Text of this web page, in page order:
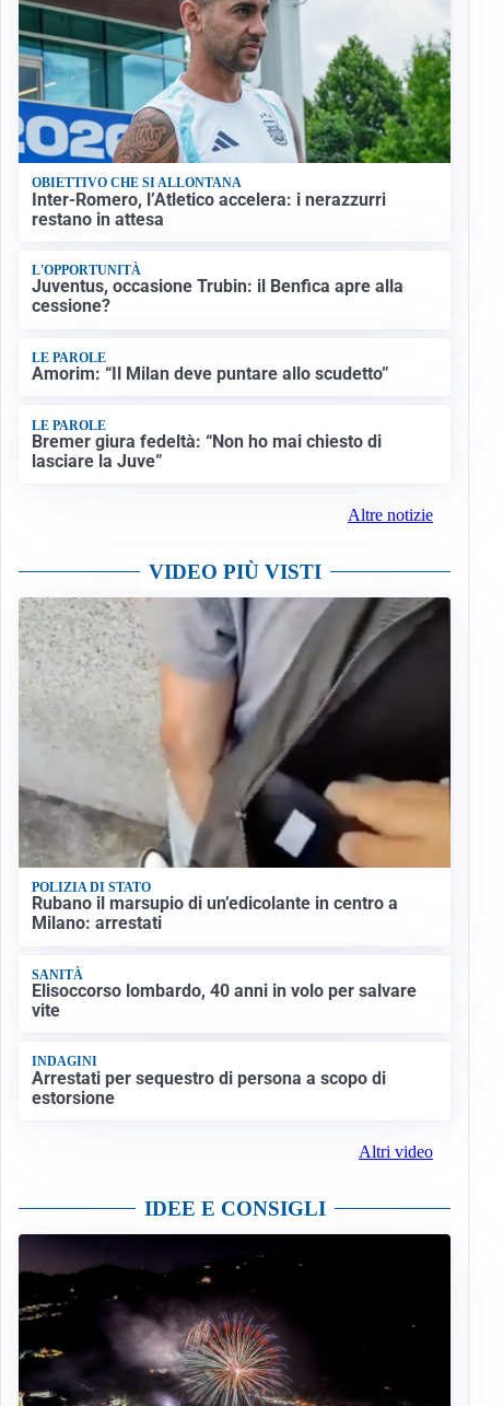
OBIETTIVO CHE SI ALLONTANA
Inter-Romero, l’Atletico accelera: i nerazzurri
restano in attesa
L'OPPORTUNITÀ
Juventus, occasione Trubin: il Benfica apre alla
cessione?
LE PAROLE
Amorim: “Il Milan deve puntare allo scudetto”
LE PAROLE
Bremer giura fedeltà: “Non ho mai chiesto di
lasciare la Juve”
Altre notizie
VIDEO PIÙ VISTI
POLIZIA DI STATO
Rubano il marsupio di un’edicolante in centro a
Milano: arrestati
SANITÀ
Elisoccorso lombardo, 40 anni in volo per salvare
vite
INDAGINI
Arrestati per sequestro di persona a scopo di
estorsione
Altri video
IDEE E CONSIGLI